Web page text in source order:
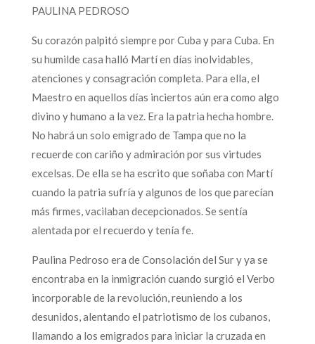
PAULINA PEDROSO
Su corazón palpitó siempre por Cuba y para Cuba. En
su humilde casa halló Martí en días inolvidables,
atenciones y consagración completa. Para ella, el
Maestro en aquellos días inciertos aún era como algo
divino y humano a la vez. Era la patria hecha hombre.
No habrá un solo emigrado de Tampa que no la
recuerde con cariño y admiración por sus virtudes
excelsas. De ella se ha escrito que soñaba con Martí
cuando la patria sufría y algunos de los que parecían
más firmes, vacilaban decepcionados. Se sentía
alentada por el recuerdo y tenía fe.
Paulina Pedroso era de Consolación del Sur y ya se
encontraba en la inmigración cuando surgió el Verbo
incorporable de la revolución, reuniendo a los
desunidos, alentando el patriotismo de los cubanos,
llamando a los emigrados para iniciar la cruzada en